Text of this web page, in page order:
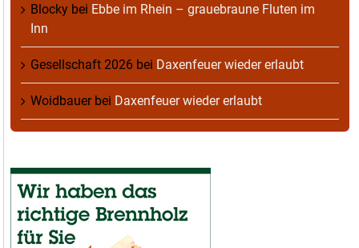
Blocky bei Ebbe im Rhein – grauebraune Fluten im
Inn
Gesellschaft 2026 bei Daxenfeuer wieder erlaubt
Woidbauerbei Daxenfeuer wieder erlaubt